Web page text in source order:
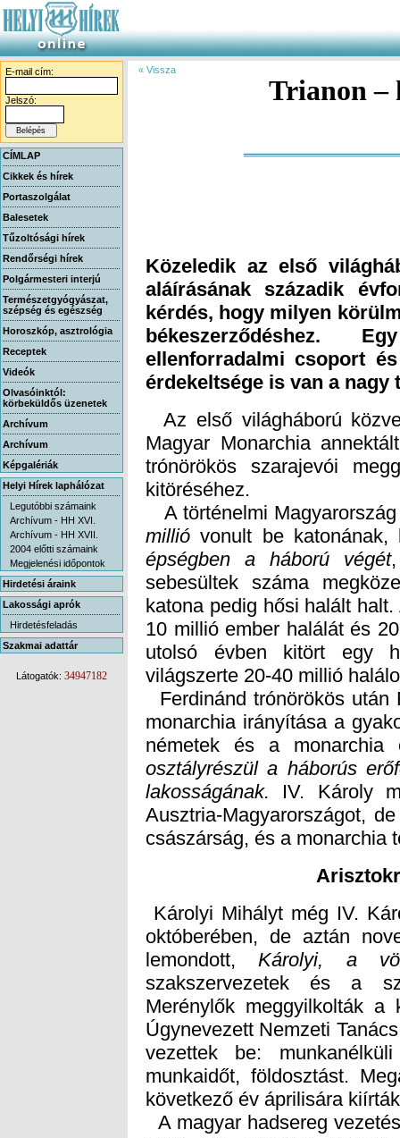
E-mail cím:
Jelszó:
CÍMLAP
Cikkek és hírek
Portaszolgálat
Balesetek
Tűzoltósági hírek
Rendőrségi hírek
Polgármesteri interjú
Természetgyógyászat,
szépség és egészség
Horoszkóp, asztrológia
Receptek
Videók
Olvasóinktól:
körbeküldős üzenetek
Archívum
Archívum
Képgalériák
Helyi Hírek laphálózat
Legutóbbi számaink
Archívum - HH XVI.
Archívum - HH XVII.
2004 előtti számaink
Megjelenési időpontok
Hirdetési áraink
Lakossági aprók
Hirdetésfeladás
Szakmai adattár
Látogatók: 34947182
« Vissza
Trianon –
Közeledik az első
aláírásának századik
kérdés, hogy milyen
békeszerződéshez.
ellenforradalmi csoport
érdekeltsége is van a
Az első világháború
Magyar Monarchia
trónörökös szarajevói
kitöréséhez.
A történelmi
millió vonult be
épségben a háború végét
világszerte 20-40 millió
Ferdinánd trónörökös
monarchia irányítása a
németek és a monarchia
lakosságának. IV. Károly
Ausztria-
császárság, és a monarchia
Károlyi Mihályt még IV.
októberében, de aztán
lemondott,Károlyi, a
Merénylők meggyilkolták
következő év áprilisára
A magyar hadsereg